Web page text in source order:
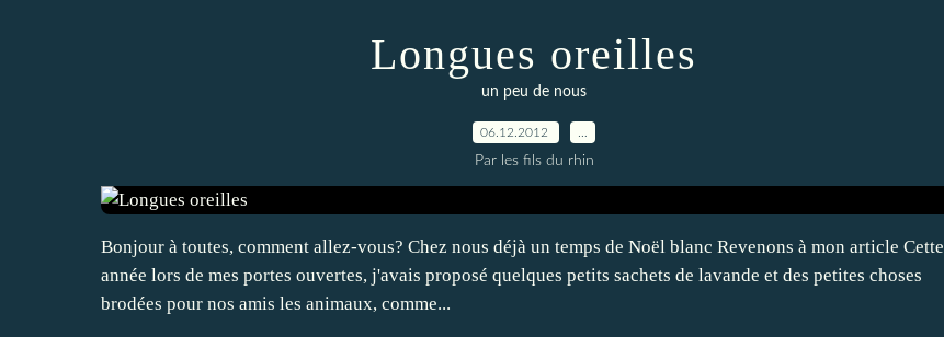
Longues oreilles
un peu de nous
06.12.2012
Par les fils du rhin
Bonjour à toutes, comment allez-vous? Chez nous déjà un temps de Noël blanc Revenons à mon article Cette
année lors de mes portes ouvertes, j'avais proposé quelques petits sachets de lavande et des petites choses
brodées pour nos amis les animaux, comme...